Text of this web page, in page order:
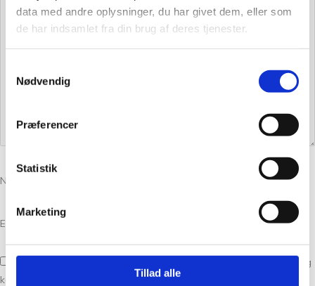
data med andre oplysninger, du har givet dem, eller som
de har indsamlet fra din brug af deres tjenester.
Nødvendig
Præferencer
Statistik
Marketing
Tillad alle
Navn
E-mail
Gem mit navn, mail og websted i denne browser til næste gang jeg
kommenterer.